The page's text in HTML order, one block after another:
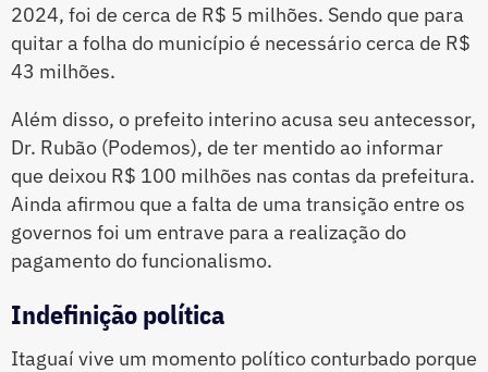
2024, foi de cerca de R$ 5 milhões. Sendo que para
quitar a folha do município é necessário cerca de R$
43 milhões.
Além disso, o prefeito interino acusa seu antecessor,
Dr. Rubão (Podemos), de ter mentido ao informar
que deixou R$ 100 milhões nas contas da prefeitura.
Ainda afirmou que a falta de uma transição entre os
governos foi um entrave para a realização do
pagamento do funcionalismo.
Indefinição política
Itaguaí vive um momento político conturbado porque